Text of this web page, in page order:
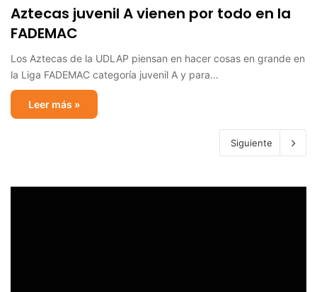
Aztecas juvenil A vienen por todo en la
FADEMAC
Los Aztecas de la UDLAP piensan en hacer cosas en grande en
la Liga FADEMAC categoría juvenil A y para…
Leer más »
Siguiente